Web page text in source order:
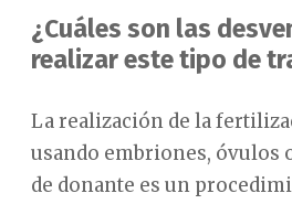
¿Cuáles son las
realizar este tipo de
La realización de la
usando embriones, óvulos
de donante es un